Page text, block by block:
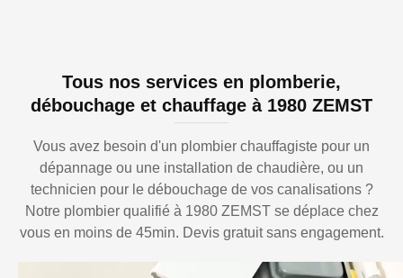
Tous nos services en plomberie,
débouchage et chauffage à 1980 ZEMST
Vous avez besoin d'un plombier chauffagiste pour un
dépannage ou une installation de chaudière, ou un
technicien pour le débouchage de vos canalisations ?
Notre plombier qualifié à 1980 ZEMST se déplace chez
vous en moins de 45min. Devis gratuit sans engagement.